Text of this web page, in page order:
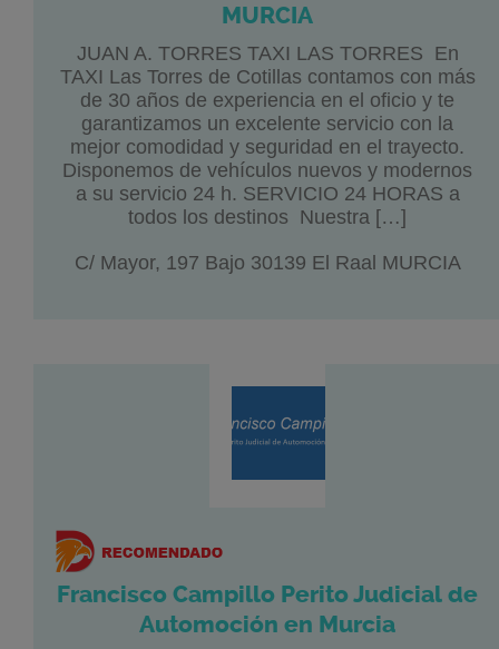
MURCIA
JUAN A. TORRES TAXI LAS TORRES En
TAXI Las Torres de Cotillas contamos con más
de 30 años de experiencia en el oficio y te
garantizamos un excelente servicio con la
mejor comodidad y seguridad en el trayecto.
Disponemos de vehículos nuevos y modernos
a su servicio 24 h. SERVICIO 24 HORAS a
todos los destinos Nuestra […]
C/ Mayor, 197 Bajo 30139 El Raal MURCIA
Francisco Campillo Perito Judicial de
Automoción en Murcia